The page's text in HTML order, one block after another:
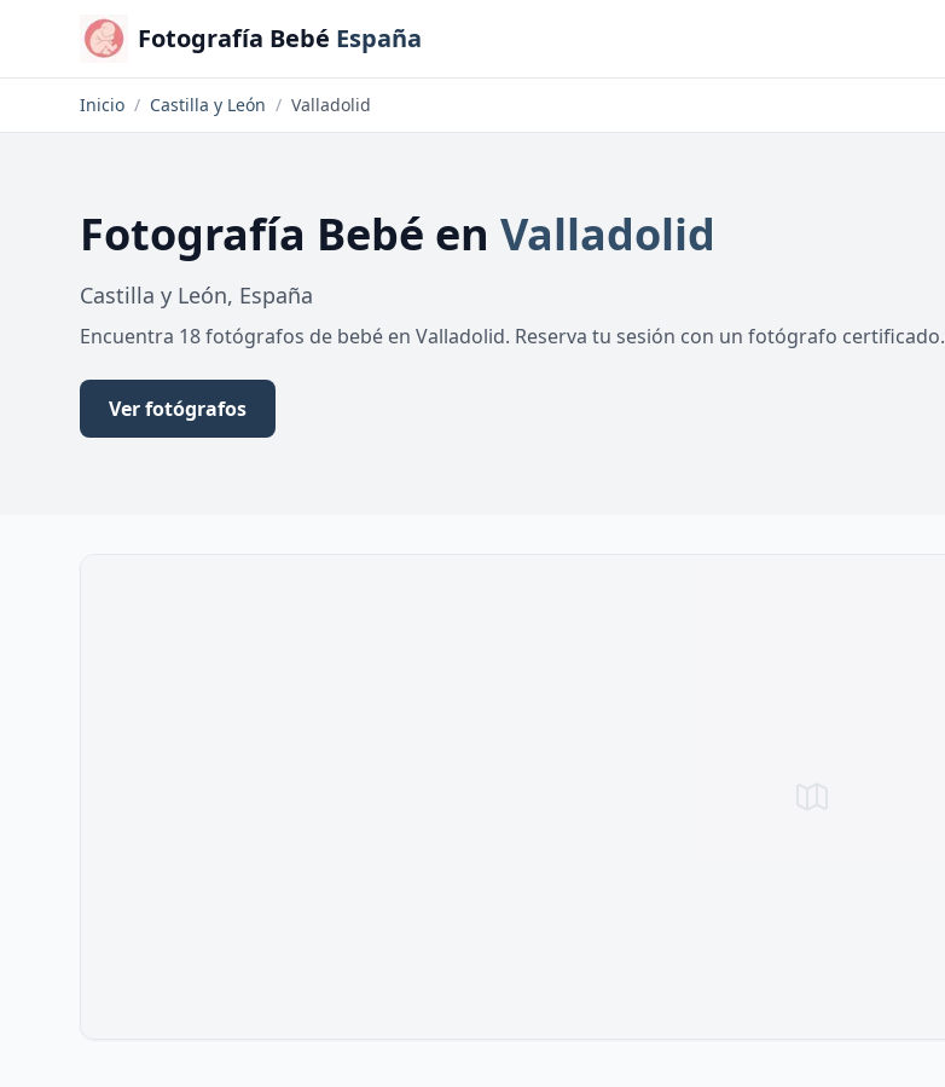
Fotografía Bebé España
Inicio / Castilla y León / Valladolid
Fotografía Bebé en Valladolid
Castilla y León, España
Encuentra 18 fotógrafos de bebé en Valladolid. Reserva tu sesión con un fotógrafo certificado.
Ver fotógrafos